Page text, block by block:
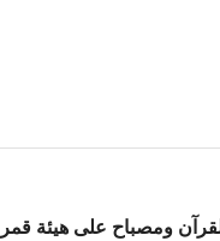
ومصباح على هيئة قمر